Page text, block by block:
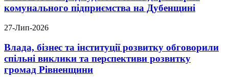
комунального підприємства на Дубенщині
27-Лип-2026
Влада, бізнес та інституції розвитку обговорили
спільні виклики та перспективи розвитку
громад Рівненщини